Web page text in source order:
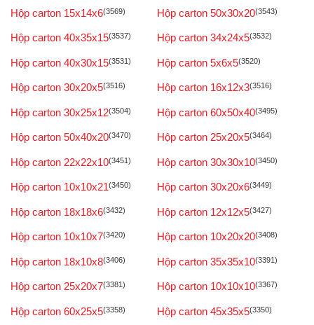
Hộp carton 15x14x6(3569) Hộp carton 50x30x20(3543)
Hộp carton 40x35x15(3537) Hộp carton 34x24x5(3532)
Hộp carton 40x30x15(3531) Hộp carton 5x6x5(3520)
Hộp carton 30x20x5(3516) Hộp carton 16x12x3(3516)
Hộp carton 30x25x12(3504) Hộp carton 60x50x40(3495)
Hộp carton 50x40x20(3470) Hộp carton 25x20x5(3464)
Hộp carton 22x22x10(3451) Hộp carton 30x30x10(3450)
Hộp carton 10x10x21(3450) Hộp carton 30x20x6(3449)
Hộp carton 18x18x6(3432) Hộp carton 12x12x5(3427)
Hộp carton 10x10x7(3420) Hộp carton 10x20x20(3408)
Hộp carton 18x10x8(3406) Hộp carton 35x35x10(3391)
Hộp carton 25x20x7(3381) Hộp carton 10x10x10(3367)
Hộp carton 60x25x5(3358) Hộp carton 45x35x5(3350)